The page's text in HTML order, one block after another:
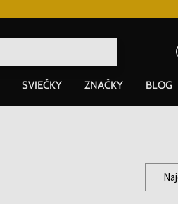
Doprava zadarmo pre
SVIEČKY ZNAČKY BLOG